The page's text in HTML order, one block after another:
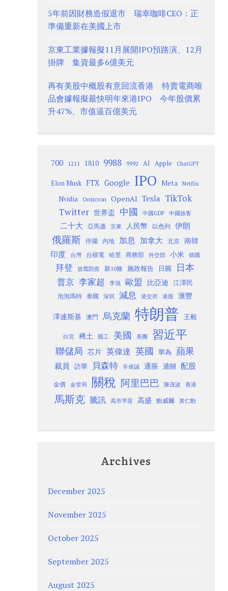
5年前因財務造假退市 瑞幸咖啡CEO：正
準備重新在美國上市
京東工業據報擬11月展開IPO預路演、12月
掛牌 集資最多6億美元
再有美股中概股有意回流香港 特賣電商唯
品會據報擬最快明年來港IPO 今年股價累
升47%、市值逼百億美元
700 1211 1810 9988 9992 AI Apple ChatGPT
Elon Musk FTX Google IPO Meta Netflix
Nvidia Omicron OpenAI Tesla TikTok
Twitter 世界盃 中國 中國GDP 中國旅客
二十大 亞馬遜 京東 人民幣 以色列 伊朗
俄羅斯 停擺 內地 加息 加拿大 北京
南韓
印度
台灣 台積電 哈里 商務部 外交部 小米 德國
拜登 放寬防疫 新10條 施政報告 日圓 日本
普京 李家超 李強 歐盟 比亞迪 江澤民
泡泡瑪特 泰國 深圳 減息 港交所 港股 滙豐
澤連斯基 澳門 烏克蘭 特朗普 王毅
白宮 稀土 罷工 美國 美團 習近平
聯儲局 芯片 英偉達 英國 華為 蘋果
裁員 訪華 貝森特 辛偉誠 通脹 通關 配股
金價 金管局 關稅 阿里巴巴 陳茂波 香港
馬斯克 騰訊 高市早苗 高盛 鮑威爾 黃仁勳
Archives
December 2025
November 2025
October 2025
September 2025
August 2025